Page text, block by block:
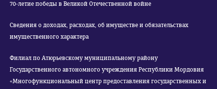
70-летие победы в Великой Отечественной войне
Сведения о доходах, расходах, об имуществе и обязательствах
имущественного характера
Филиал по Атюрьевскому муниципальному району
Государственного автономного учреждения Республики Мордовия
«Многофункциональный центр предоставления государственных и